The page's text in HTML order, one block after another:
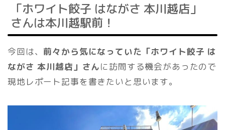
「ホワイト餃子 はながさ 本川越店」
さんは本川越駅前！
今回は、 前々から気になっていた「ホワイト餃子 は
ながさ 本川越店」さんに訪問する機会があったので
現地レポート記事を書きたいと思います。